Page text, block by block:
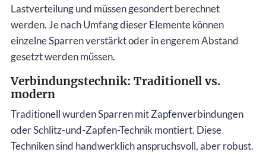
Lastverteilung und müssen gesondert berechnet
werden. Je nach Umfang dieser Elemente können
einzelne Sparren verstärkt oder in engerem Abstand
gesetzt werden müssen.
Verbindungstechnik: Traditionell vs.
modern
Traditionell wurden Sparren mit Zapfenverbindungen
oder Schlitz-und-Zapfen-Technik montiert. Diese
Techniken sind handwerklich anspruchsvoll, aber robust.